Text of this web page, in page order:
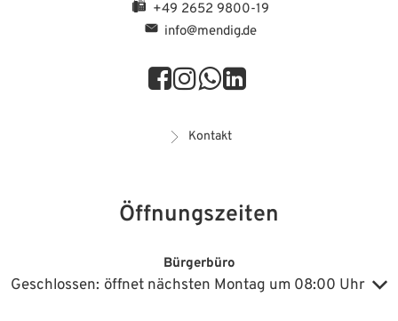
+49 2652 9800-19
info@mendig.de
Kontakt
Öffnungszeiten
Bürgerbüro
Klicken, um weitere Öffnungs- oder Schließzeiten auszublenden
Geschlossen: öffnet nächsten Montag um 08:00 Uhr